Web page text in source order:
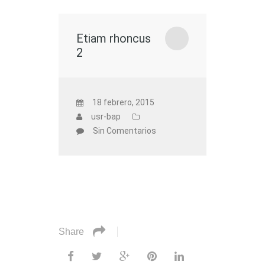
Etiam rhoncus
2
18 febrero, 2015
usr-bap
Sin Comentarios
Share